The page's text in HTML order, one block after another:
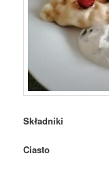
Składniki
Ciasto